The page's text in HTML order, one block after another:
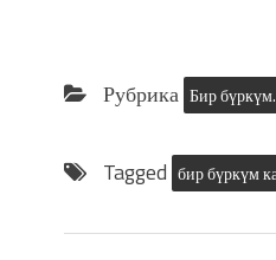
Рубрика Бир
Tagged бир бүркүм